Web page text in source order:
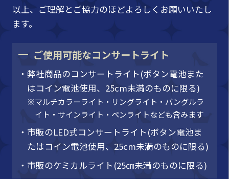
以上、ご理解とご協力のほどよろしくお願いいたし
ます。
ご使用可能なコンサートライト
・弊社商品のコンサートライト(ボタン電池また
はコイン電池使用、25cm未満のものに限る)
※マルチカラーライト・リングライト・バングルラ
イト・サインライト・ペンライトなども含みます
・市販のLED式コンサートライト(ボタン電池ま
たはコイン電池使用、25cm未満のものに限る)
・市販のケミカルライト(25㎝未満のものに限る)